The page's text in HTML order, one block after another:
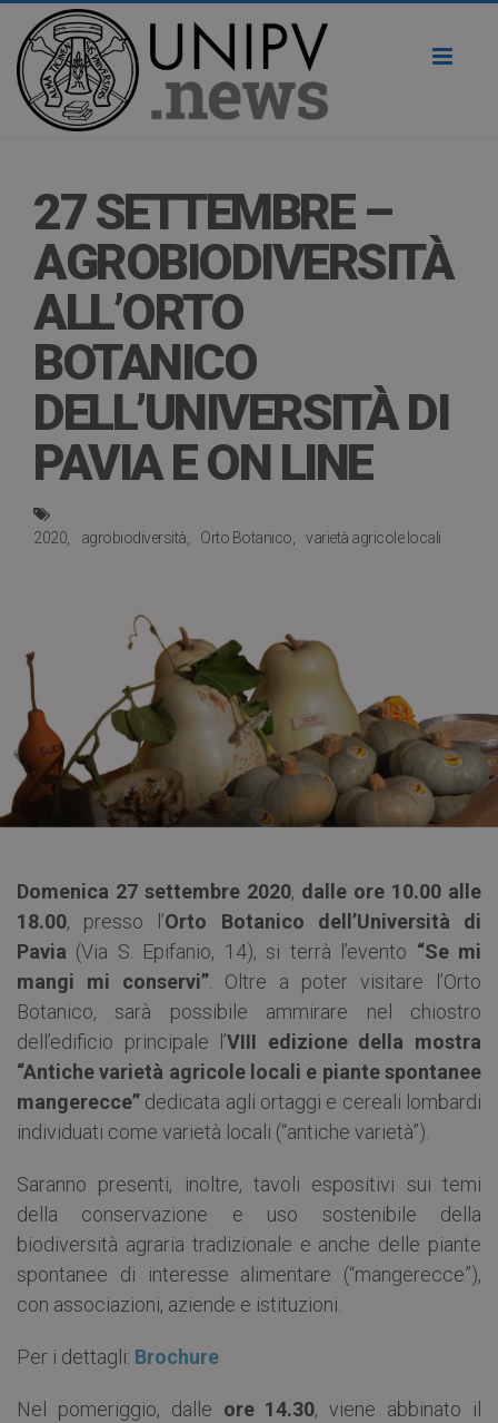
27 SETTEMBRE –
AGROBIODIVERSITÀ
ALL’ORTO
BOTANICO
DELL’UNIVERSITÀ DI
PAVIA E ON LINE
2020 agrobiodiversità Orto Botanico varietà agricole locali
Domenica 27 settembre 2020, dalle ore 10.00 alle
18.00, presso l’Orto Botanico dell’Università di
Pavia (Via S. Epifanio, 14), si terrà l’evento “Se mi
mangi mi conservi” . Oltre a poter visitare l’Orto
Botanico, sarà possibile ammirare nel chiostro
dell’edificio principale l’VIII edizione della mostra
“Antiche varietà agricole locali e piante spontanee
mangerecce” dedicata agli ortaggi e cereali lombardi
individuati come varietà locali (“antiche varietà”).
Saranno presenti, inoltre, tavoli espositivi sui temi
della conservazione e uso sostenibile della
biodiversità agraria tradizionale e anche delle piante
spontanee di interesse alimentare (“mangerecce”),
con associazioni, aziende e istituzioni.
Per i dettagli: Brochure
Nel pomeriggio, dalle ore 14.30, viene abbinato il